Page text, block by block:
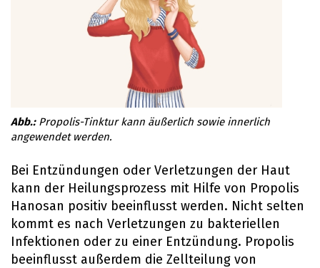
Propolis-Tinktur kann äußerlich sowie innerlich
angewendet werden.
Bei Entzündungen oder Verletzungen der Haut
kann der Heilungsprozess mit Hilfe von Propolis
Hanosan positiv beeinflusst werden. Nicht selten
kommt es nach Verletzungen zu bakteriellen
Infektionen oder zu einer Entzündung. Propolis
beeinflusst außerdem die Zellteilung von